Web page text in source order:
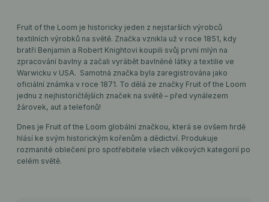
Fruit of the Loom je historicky jeden z nejstarších výrobců
textilních výrobků na světě. Značka vznikla už v roce 1851, kdy
bratři Benjamin a Robert Knightovi koupili svůj první mlýn na
zpracování bavlny a začali vyrábět bavlněné látky a textilie ve
Warwicku v USA. Samotná značka byla zaregistrována jako
oficiální známka v roce 1871. To dělá ze značky Fruit of the Loom
jednu z nejhistoričtějších značek na světě – před vynálezem
žárovek, aut a telefonů!
Dnes je Fruit of the Loom globální značkou, která se ovšem hrdě
hlásí ke svým historickým kořenům a dědictví. Produkuje
rozmanité oblečení pro spotřebitele všech věkových kategorií po
celém světě.